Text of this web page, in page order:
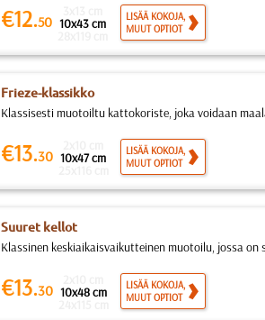
€12.50 10x43 cm
LISÄÄ KOKOJA,
MUUT OPTIOT
Frieze-klassikko
Klassisesti muotoiltu kattokoriste, joka voidaan
€13.30 10x47 cm
LISÄÄ KOKOJA,
MUUT OPTIOT
Suuret kellot
Klassinen keskiaikaisvaikutteinen muotoilu, jossa
€13.30 10x48 cm
LISÄÄ KOKOJA,
MUUT OPTIOT